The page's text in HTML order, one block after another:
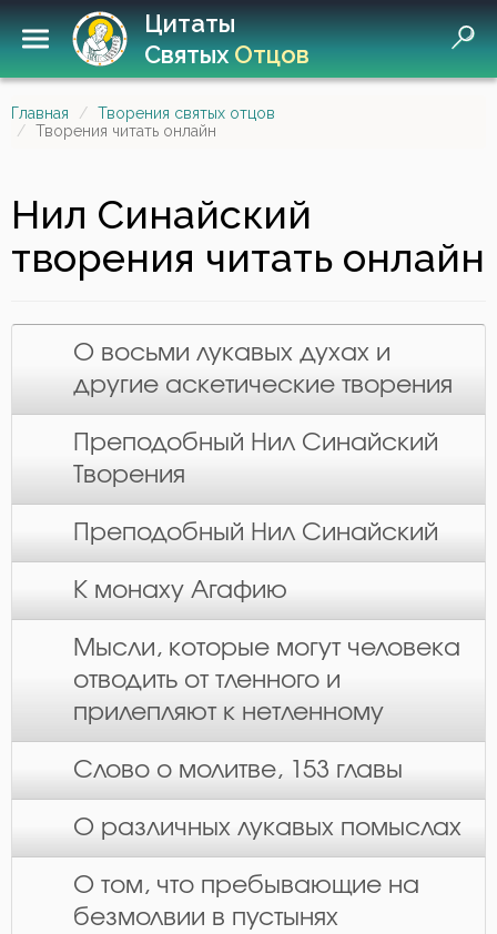
Цитаты
СвятыхОтцов
Главная
Творения святых отцов
Творения читать онлайн
Нил Синайский
творения читать онлайн
О восьми лукавых духах и
другие аскетические творения
Преподобный Нил Синайский
Творения
Преподобный Нил Синайский
К монаху Агафию
Мысли, которые могут человека
отводить от тленного и
прилепляют к нетленному
Слово о молитве, 153 главы
О различных лукавых помыслах
О том, что пребывающие на
безмолвии в пустынях